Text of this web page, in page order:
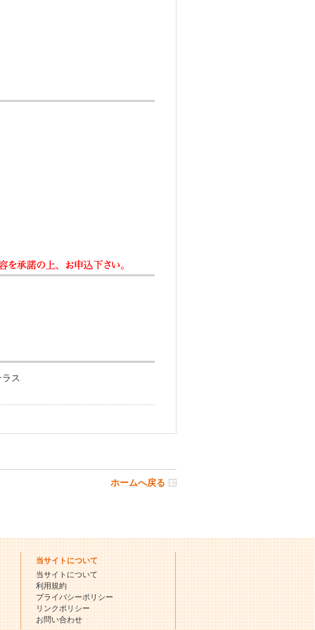
ス
ホームへ戻る
当サイトについて
当サイトについて
利用規約
プライバシーポリシー
リンクポリシー
お問い合わせ